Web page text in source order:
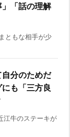
「話の理解
ともな相手が少
分のためだ
も「三方良
江牛のステーキが